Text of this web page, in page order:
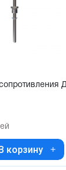
корзину